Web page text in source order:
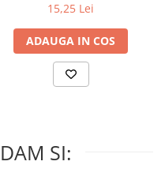
15,25 Lei
ADAUGA IN COS
SI: